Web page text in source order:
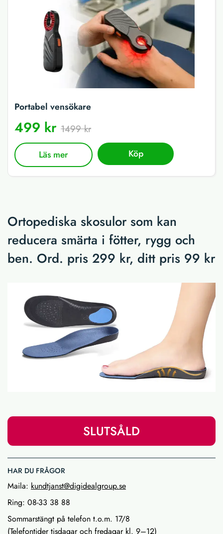
Portabel vensökare
499 kr 1499 kr
Läs mer Köp
Ortopediska skosulor som kan
reducera smärta i fötter, rygg och
ben. Ord. pris 299 kr, ditt pris 99 kr
SLUTSÅLD
HAR DU FRÅGOR
Maila: kundtjanst@digidealgroup.se
Ring: 08-33 38 88
Sommarstängt på telefon t.o.m. 17/8
(Telefontider tisdagar och fredagar kl. 9–12)